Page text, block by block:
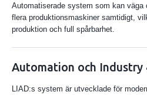
Automatiserade system som kan väga
flera produktionsmaskiner samtidigt,
produktion och full spårbarhet.
Automation och Industry
LIAD:s system är utvecklade för